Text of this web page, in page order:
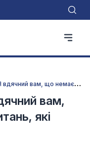
С
ергій Ребров: «Я вдячний вам, що немає таких запитань, які виводять із себе»
вам,
які